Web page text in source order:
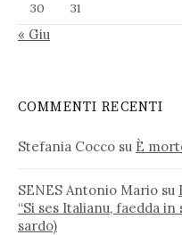
30
31
« Giu
COMMENTI RECENTI
Stefania Cocco su È
SENES Antonio Mario su
“Si ses Italianu, faedda
sardo)